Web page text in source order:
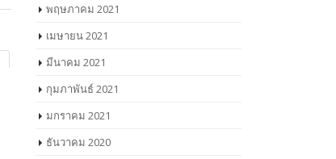
พฤษภาคม 2021
เมษายน 2021
มีนาคม 2021
กุมภาพันธ์ 2021
มกราคม 2021
ธันวาคม 2020